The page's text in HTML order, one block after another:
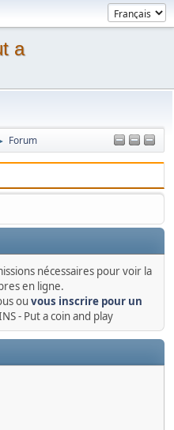
a
Forum
nécessaires pour voir la
en ligne.
ou vous inscrire pour un
- Put a coin and play